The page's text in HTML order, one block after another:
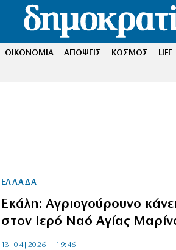
ΟΙΚΟΝΟΜΙΑ ΑΠΟΨΕΙΣ ΚΟΣΜΟΣ LIFE
ΕΛΛΑΔΑ
Εκάλη: Aγριογούρουνο
στον Ιερό Ναό Αγίας
13|04|2026 | 19:46